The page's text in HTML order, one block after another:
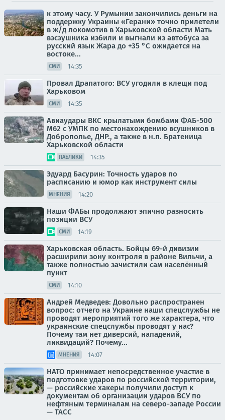
к этому часу. У Румынии закончились деньги на
поддержку Украины «Герани» точно прилетели
в ж/д локомотив в Харьковской области Мать
вэсэушника избили и выгнали из автобуса за
русский язык Жара до +35 °С ожидается на
востоке...
СМИ 14:35
Провал Драпатого: ВСУ угодили в клещи под
Харьковом
СМИ 14:35
Авиаудары ВКС крылатыми бомбами ФАБ-500
М62 с УМПК по местонахождению всушников в
Доброполье, ДНР., а также в н.п. Братеница
Харьковской области
ПАБЛИКИ 14:35
Эдуард Басурин: Точность ударов по
расписанию и юмор как инструмент силы
МНЕНИЯ 14:20
Наши ФАБы продолжают эпично разносить
позиции ВСУ
СМИ 14:19
Харьковская область. Бойцы 69-й дивизии
расширили зону контроля в районе Вильчи, а
также полностью зачистили сам населённый
пункт
СМИ 14:10
Андрей Медведев: Довольно распространен
вопрос: отчего на Украине наши спецслужбы не
проводят мероприятий того же характера, что
украинские спецслужбы проводят у нас?
Почему там нет диверсий, нападений,
ликвидаций? Почему...
МНЕНИЯ 14:07
НАТО принимает непосредственное участие в
подготовке ударов по российской территории,
— российские хакеры получили доступ к
документам об организации ударов ВСУ по
нефтяным терминалам на северо-западе России
— ТАСС